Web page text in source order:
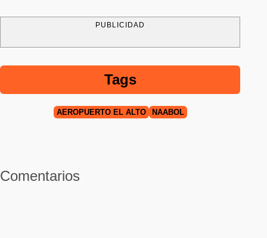
PUBLICIDAD
Tags
AEROPUERTO EL ALTO NAABOL
Comentarios